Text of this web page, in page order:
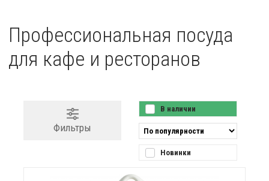
Профессиональная посуда
для кафе и ресторанов
Фильтры
В наличии
Новинки